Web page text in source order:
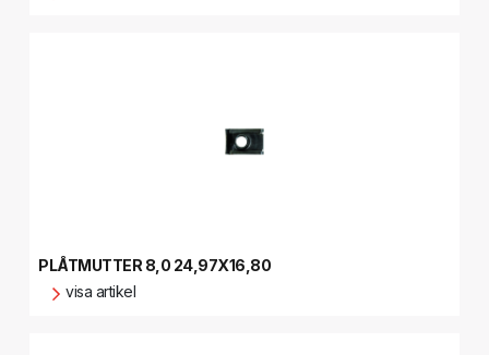
PLÅTMUTTER 8,0 24,97X16,80
visa artikel